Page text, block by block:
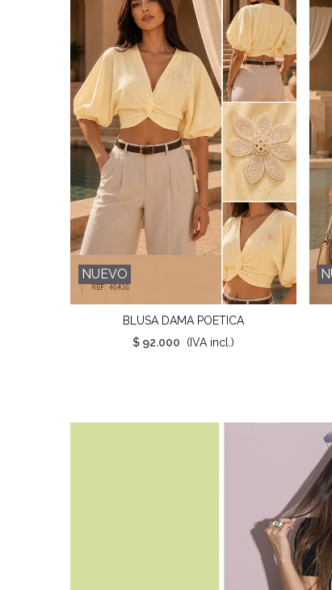
NUEVO
Favorito
BLUSA DAMA POETICA
$ 92.000
(IVA incl.)